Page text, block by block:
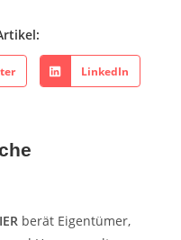
LinkedIn
berät Eigentümer,